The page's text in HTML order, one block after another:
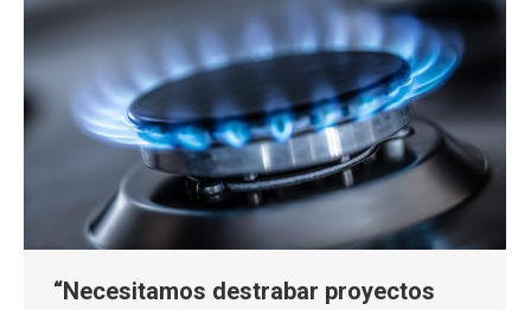
“Necesitamos destrabar proyectos